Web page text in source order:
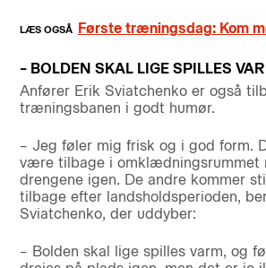
Første træningsdag: Kom
– BOLDEN SKAL LIGE SPILLES
Anfører Erik Sviatchenko er også
træningsbanen i godt humør.
– Jeg føler mig frisk og i god form.
være tilbage i omklædningsrummet
drengene igen. De andre kommer
tilbage efter landsholdsperioden,
Sviatchenko, der uddyber:
– Bolden skal lige spilles varm, og